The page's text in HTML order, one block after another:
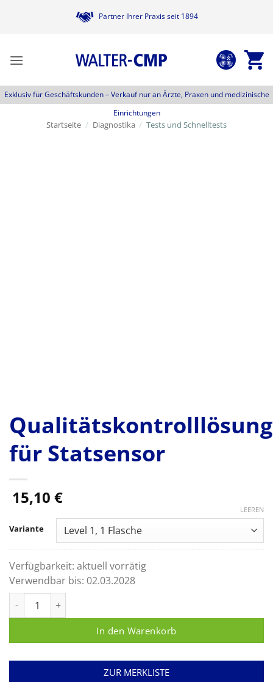
Partner Ihrer Praxis seit 1894
Exklusiv für Geschäftskunden –Verkauf nur an Ärzte, Praxen und medizinische
Einrichtungen
Startseite / Diagnostika / Tests und Schnelltests
Qualitätskontrolllösung
für Statsensor
15,10 €
Variante
LEEREN
Verfügbarkeit: aktuell vorrätig
Verwendbar bis: 02.03.2028
In den Warenkorb
ZUR MERKLISTE